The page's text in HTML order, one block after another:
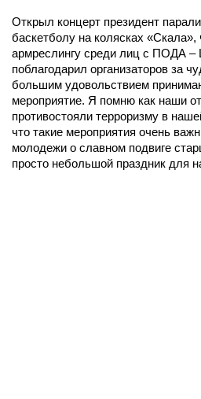
Открыл концерт президент
баскетболу на колясках
армреслингу среди лиц с ПОДА
поблагодарил организаторов за
большим удовольствием
мероприятие. Я помню как наши
противостояли терроризму в
что такие мероприятия очень
молодежи о славном подвиге
просто небольшой праздник для